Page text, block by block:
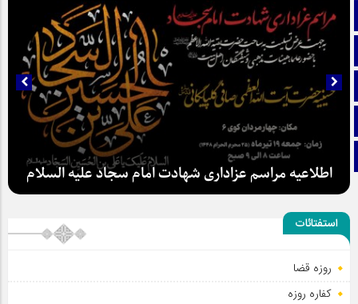
تماس با ما
آپارات
اطلاعیه مراسم عزاداری شهادت امام سجاد علیه السلام
استفتائات
روزه قضا
کفاره روزه